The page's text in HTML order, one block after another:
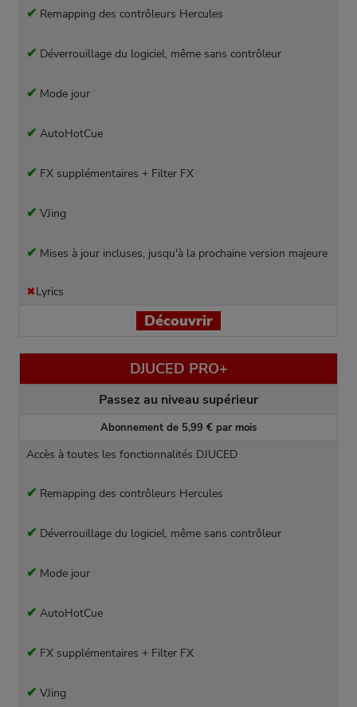
✔ Remapping des contrôleurs Hercules
✔ Déverrouillage du logiciel, même sans contrôleur
✔ Mode jour
✔ AutoHotCue
✔ FX supplémentaires + Filter FX
✔ VJing
✔ Mises à jour incluses, jusqu'à la prochaine version majeure
✖Lyrics
Découvrir
DJUCED PRO+
Passez au niveau supérieur
Abonnement de 5,99 € par mois
Accès à toutes les fonctionnalités DJUCED
✔ Remapping des contrôleurs Hercules
✔ Déverrouillage du logiciel, même sans contrôleur
✔ Mode jour
✔ AutoHotCue
✔ FX supplémentaires + Filter FX
✔ VJing